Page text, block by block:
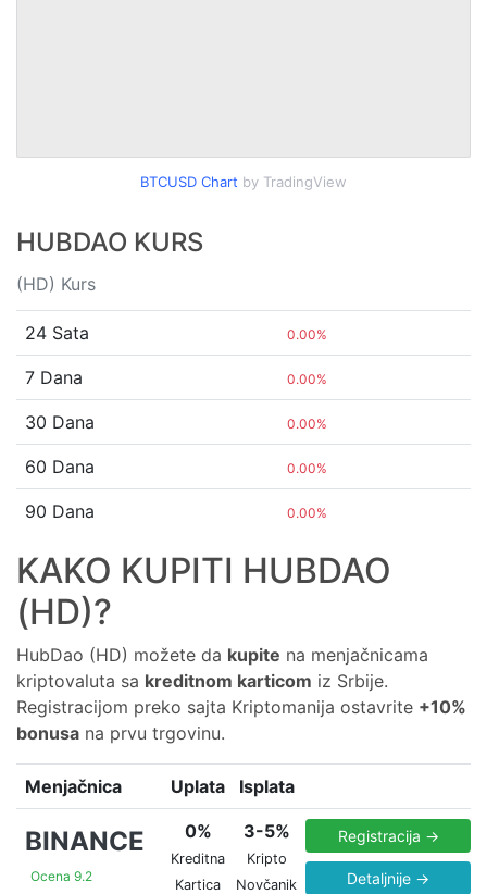
BTCUSD Chart by TradingView
HUBDAO KURS
(HD) Kurs
24 Sata 0.00%
7 Dana 0.00%
30 Dana 0.00%
60 Dana 0.00%
90 Dana 0.00%
KAKO KUPITI HUBDAO
(HD)?
HubDao (HD) možete da kupite na menjačnicama
kriptovaluta sa kreditnom karticom iz Srbije.
Registracijom preko sajta Kriptomanija ostavrite +10%
bonusa na prvu trgovinu.
Menjačnica Uplata Isplata
BINANCE
Ocena 9.2
0%
Kreditna
Kartica
3-5%
Kripto
Novčanik
Registracija →
Detaljnije →